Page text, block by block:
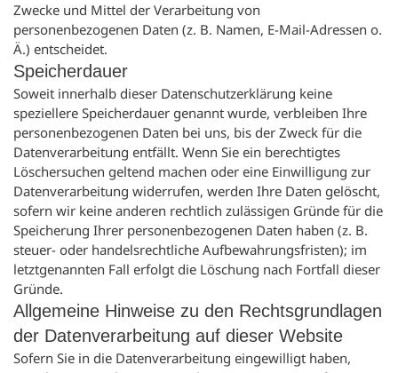
Zwecke und Mittel der Verarbeitung von
personenbezogenen Daten (z. B. Namen, E-Mail-Adressen o.
Ä.) entscheidet.
Speicherdauer
Soweit innerhalb dieser Datenschutzerklärung keine
speziellere Speicherdauer genannt wurde, verbleiben Ihre
personenbezogenen Daten bei uns, bis der Zweck für die
Datenverarbeitung entfällt. Wenn Sie ein berechtigtes
Löschersuchen geltend machen oder eine Einwilligung zur
Datenverarbeitung widerrufen, werden Ihre Daten gelöscht,
sofern wir keine anderen rechtlich zulässigen Gründe für die
Speicherung Ihrer personenbezogenen Daten haben (z. B.
steuer- oder handelsrechtliche Aufbewahrungsfristen); im
letztgenannten Fall erfolgt die Löschung nach Fortfall dieser
Gründe.
Allgemeine Hinweise zu den Rechtsgrundlagen
der Datenverarbeitung auf dieser Website
Sofern Sie in die Datenverarbeitung eingewilligt haben,